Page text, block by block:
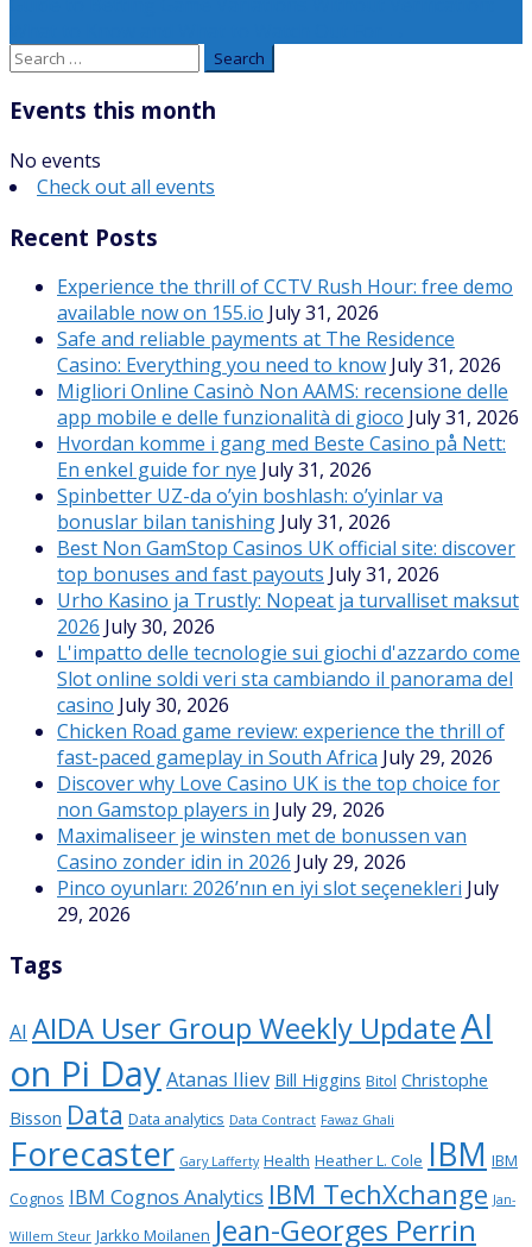
Search
Events this month
No events
Check out all events
Recent Posts
Experience the thrill of CCTV Rush Hour: free demo
available now on 155.io July 31, 2026
Safe and reliable payments at The Residence
Casino: Everything you need to know July 31, 2026
Migliori Online Casinò Non AAMS: recensione delle
app mobile e delle funzionalità di gioco July 31, 2026
Hvordan komme i gang med Beste Casino på Nett:
En enkel guide for nye July 31, 2026
Spinbetter UZ-da o’yin boshlash: o’yinlar va
bonuslar bilan tanishing July 31, 2026
Best Non GamStop Casinos UK official site: discover
top bonuses and fast payouts July 31, 2026
Urho Kasino ja Trustly: Nopeat ja turvalliset maksut
2026 July 30, 2026
L'impatto delle tecnologie sui giochi d'azzardo come
Slot online soldi veri sta cambiando il panorama del
casino July 30, 2026
Chicken Road game review: experience the thrill of
fast-paced gameplay in South Africa July 29, 2026
Discover why Love Casino UK is the top choice for
non Gamstop players in July 29, 2026
Maximaliseer je winsten met de bonussen van
Casino zonder idin in 2026 July 29, 2026
Pinco oyunları: 2026’nın en iyi slot seçenekleri July
29, 2026
Tags
AI AIDA User Group Weekly UpdateAI
on Pi DayAtanas Iliev Bill Higgins Bitol Christophe
Bisson Data Data analytics Data Contract Fawaz Ghali
Forecaster Gary Lafferty Health Heather L. Cole IBM IBM
Cognos IBM Cognos Analytics IBM TechXchange Jan-
Willem Steur Jarkko Moilanen Jean-Georges Perrin